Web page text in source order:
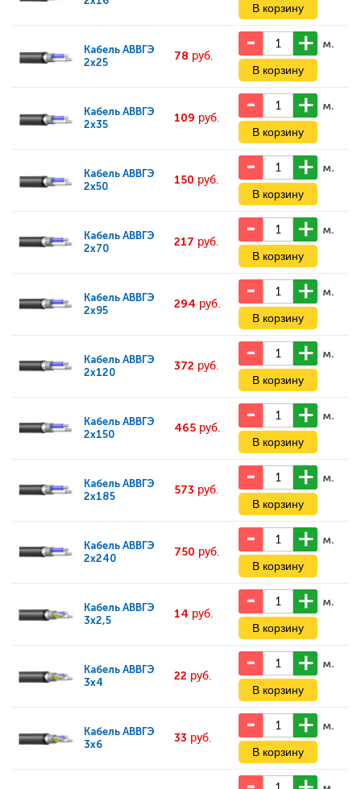
Кабель АВВГЭ
2x25
78 руб.
м.
Кабель АВВГЭ
2x35
109 руб.
м.
Кабель АВВГЭ
2x50
150 руб.
м.
Кабель АВВГЭ
2x70
217 руб.
м.
Кабель АВВГЭ
2x95
294 руб.
м.
Кабель АВВГЭ
2x120
372 руб.
м.
Кабель АВВГЭ
2x150
465 руб.
м.
Кабель АВВГЭ
2x185
573 руб.
м.
Кабель АВВГЭ
2x240
750 руб.
м.
Кабель АВВГЭ
3x2,5
14 руб.
м.
Кабель АВВГЭ
3x4
22 руб.
м.
Кабель АВВГЭ
3x6
33 руб.
м.